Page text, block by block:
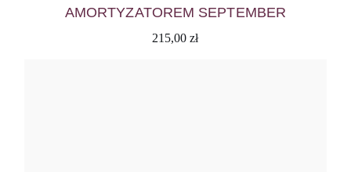
AMORTYZATOREM SEPTEMBER
215,00zł